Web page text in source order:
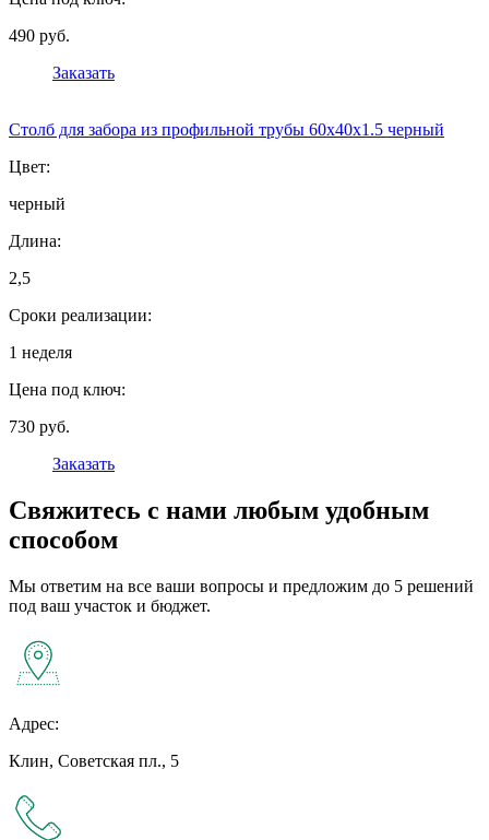
490 руб.
Заказать
Столб для забора из профильной трубы 60х40х1.5 черный
Цвет:
черный
Длина:
2,5
Сроки реализации:
1 неделя
Цена под ключ:
730 руб.
Заказать
Свяжитесь с нами любым удобным
способом
Мы ответим на все ваши вопросы и предложим до 5 решений
под ваш участок и бюджет.
Адрес:
Клин, Советская пл., 5